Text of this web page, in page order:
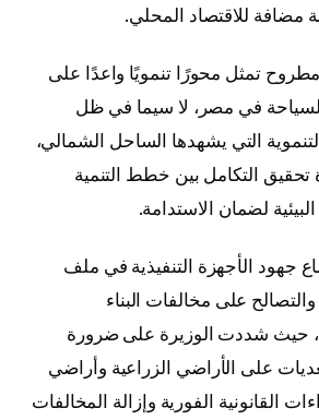
مضافة للاقتصاد المحلي.
تمثل محورًا تنمويًا واعدًا على
في مصر، لا سيما في ظل
التي يشهدها الساحل الشمالي،
التكامل بين خطط التنمية
لضمان الاستدامة.
جهود الأجهزة التنفيذية في ملف
على مخالفات البناء
حيث شددت الوزيرة على ضرورة
على الأراضي الزراعية وأراضي
القانونية الفورية وإزالة المخالفات